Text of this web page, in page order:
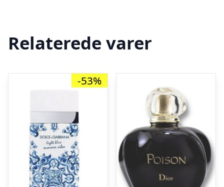
Relaterede varer
-53%